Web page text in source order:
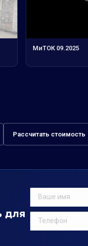
МиТОК 09.2025
Рассчитать стоимость
для